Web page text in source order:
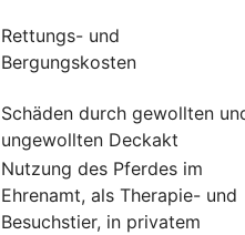
Rettungs- und
Bergungskosten
Schäden durch gewollten
ungewollten Deckakt
Nutzung des Pferdes im
Ehrenamt, als Therapie- und
Besuchstier, in privatem